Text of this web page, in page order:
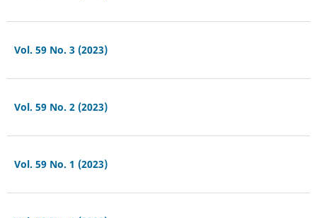
Vol. 59 No. 3 (2023)
Vol. 59 No. 2 (2023)
Vol. 59 No. 1 (2023)